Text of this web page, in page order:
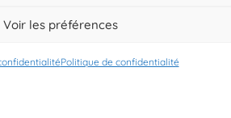
Voir les préférences
Politique de confidentialité